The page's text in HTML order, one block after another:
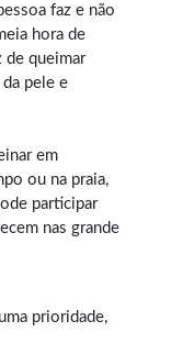
faz e não
hora de
de queimar
pele e
em
ou na praia,
participar
nas grande
prioridade,